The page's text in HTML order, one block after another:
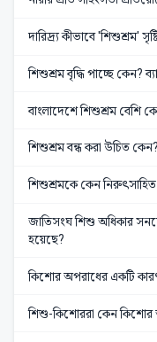
দারিদ্র্য কীভাবে 'শিশুশ্রম'
শিশুশ্রম বৃদ্ধি পাচ্ছে কেন?
বাংলাদেশে শিশুশ্রম বেশি
শিশুশ্রম বন্ধ করা উচিত কেন?
শিশুশ্রমকে কেন নিরুৎসাহিত
জাতিসংঘ শিশু অধিকার
হয়েছে?
কিশোর অপরাধের একটি কারণ
শিশু-কিশোররা কেন কিশোর